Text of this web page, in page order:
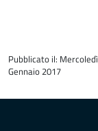
del
contenuto
Pubblicato il:
Gennaio 2017